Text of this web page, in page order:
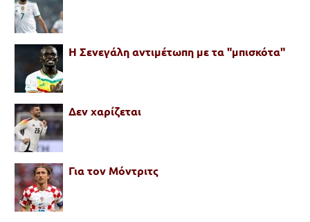
Η Σενεγάλη αντιμέτωπη με τα "μπισκότα"
Δεν χαρίζεται
Για τον Μόντριτς